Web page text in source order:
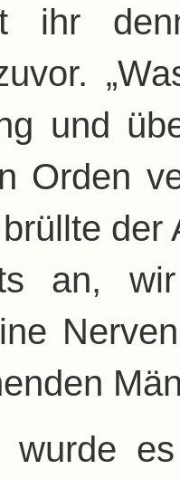
ihr
und
Orden
der
an,
wurde